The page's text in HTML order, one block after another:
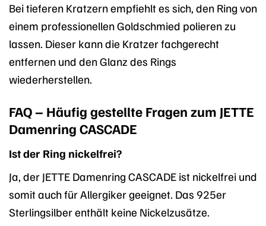
Bei tieferen Kratzern empfiehlt es sich, den Ring von
einem professionellen Goldschmied polieren zu
lassen. Dieser kann die Kratzer fachgerecht
entfernen und den Glanz des Rings
wiederherstellen.
FAQ – Häufig gestellte Fragen zum JETTE
Damenring CASCADE
Ist der Ring nickelfrei?
Ja, der JETTE Damenring CASCADE ist nickelfrei und
somit auch für Allergiker geeignet. Das 925er
Sterlingsilber enthält keine Nickelzusätze.